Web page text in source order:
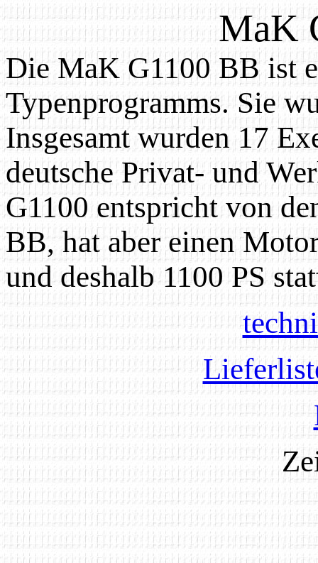
MaK
Die MaK G1100 BB ist
Typenprogramms. Sie
Insgesamt wurden 17
deutsche Privat- und
G1100 entspricht von
BB, hat aber einen
und deshalb 1100 PS